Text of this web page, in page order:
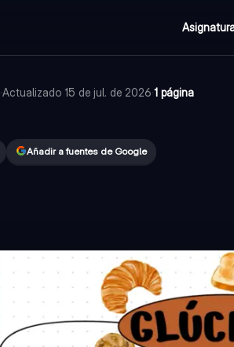
·Actualizado 15 de jul. de 2026·1 página
Añadir a fuentes de Google